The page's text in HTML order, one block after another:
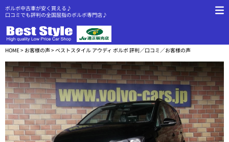
ボルボ中古車が安く買える♪
口コミでも評判の全国屈指のボルボ専門店♪
HOME> お客様の声> ベストスタイル アウディ ボルボ 評判／口コミ／お客様の声